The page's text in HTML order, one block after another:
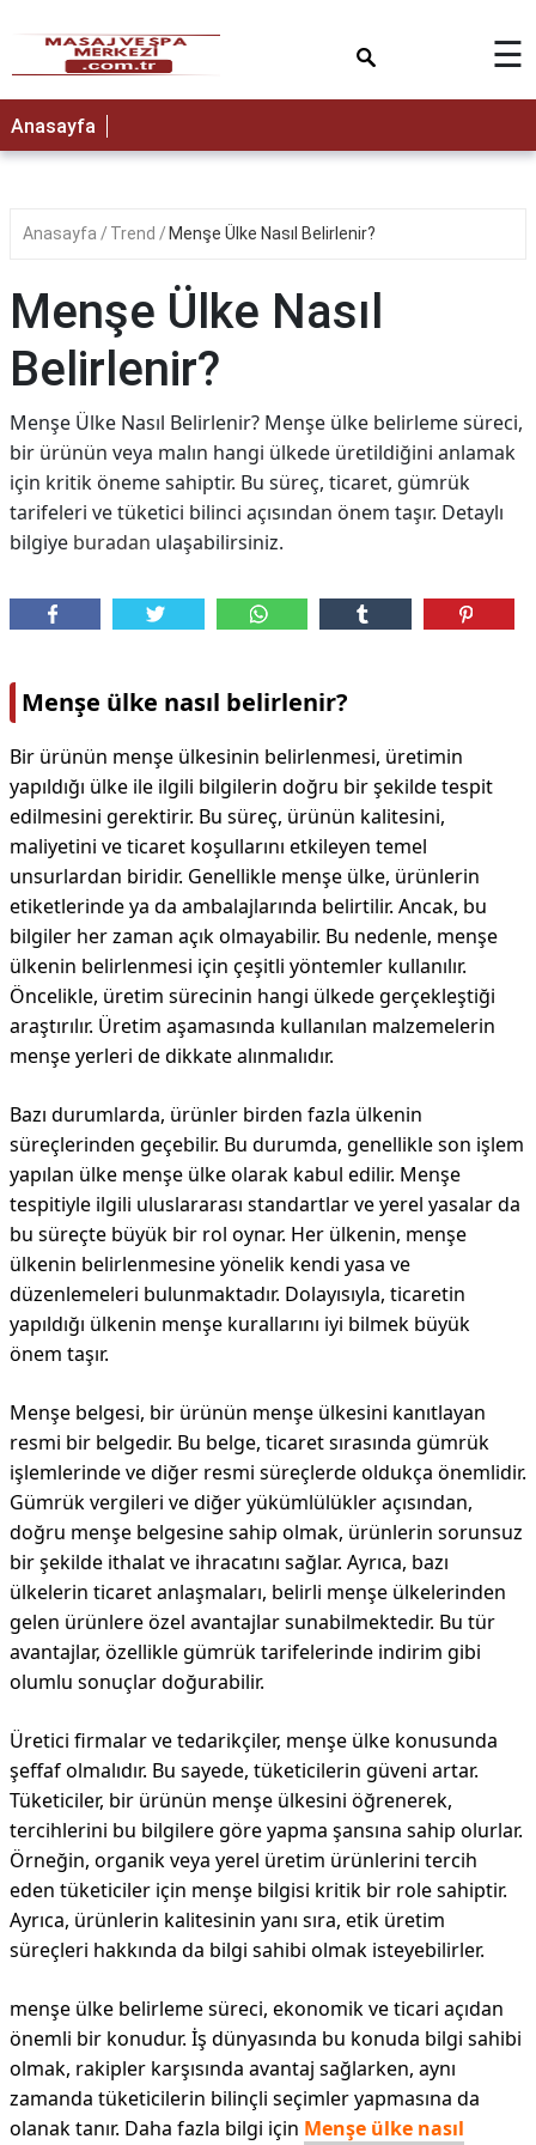
☰
Anasayfa
Anasayfa Trend Menşe Ülke Nasıl Belirlenir?
Menşe Ülke Nasıl
Belirlenir?
Menşe Ülke Nasıl Belirlenir? Menşe ülke belirleme süreci,
bir ürünün veya malın hangi ülkede üretildiğini anlamak
için kritik öneme sahiptir. Bu süreç, ticaret, gümrük
tarifeleri ve tüketici bilinci açısından önem taşır. Detaylı
bilgiye buradan ulaşabilirsiniz.
Menşe ülke nasıl belirlenir?
Bir ürünün menşe ülkesinin belirlenmesi, üretimin
yapıldığı ülke ile ilgili bilgilerin doğru bir şekilde tespit
edilmesini gerektirir. Bu süreç, ürünün kalitesini,
maliyetini ve ticaret koşullarını etkileyen temel
unsurlardan biridir. Genellikle menşe ülke, ürünlerin
etiketlerinde ya da ambalajlarında belirtilir. Ancak, bu
bilgiler her zaman açık olmayabilir. Bu nedenle, menşe
ülkenin belirlenmesi için çeşitli yöntemler kullanılır.
Öncelikle, üretim sürecinin hangi ülkede gerçekleştiği
araştırılır. Üretim aşamasında kullanılan malzemelerin
menşe yerleri de dikkate alınmalıdır.
Bazı durumlarda, ürünler birden fazla ülkenin
süreçlerinden geçebilir. Bu durumda, genellikle son işlem
yapılan ülke menşe ülke olarak kabul edilir. Menşe
tespitiyle ilgili uluslararası standartlar ve yerel yasalar da
bu süreçte büyük bir rol oynar. Her ülkenin, menşe
ülkenin belirlenmesine yönelik kendi yasa ve
düzenlemeleri bulunmaktadır. Dolayısıyla, ticaretin
yapıldığı ülkenin menşe kurallarını iyi bilmek büyük
önem taşır.
Menşe belgesi, bir ürünün menşe ülkesini kanıtlayan
resmi bir belgedir. Bu belge, ticaret sırasında gümrük
işlemlerinde ve diğer resmi süreçlerde oldukça önemlidir.
Gümrük vergileri ve diğer yükümlülükler açısından,
doğru menşe belgesine sahip olmak, ürünlerin sorunsuz
bir şekilde ithalat ve ihracatını sağlar. Ayrıca, bazı
ülkelerin ticaret anlaşmaları, belirli menşe ülkelerinden
gelen ürünlere özel avantajlar sunabilmektedir. Bu tür
avantajlar, özellikle gümrük tarifelerinde indirim gibi
olumlu sonuçlar doğurabilir.
Üretici firmalar ve tedarikçiler, menşe ülke konusunda
şeffaf olmalıdır. Bu sayede, tüketicilerin güveni artar.
Tüketiciler, bir ürünün menşe ülkesini öğrenerek,
tercihlerini bu bilgilere göre yapma şansına sahip olurlar.
Örneğin, organik veya yerel üretim ürünlerini tercih
eden tüketiciler için menşe bilgisi kritik bir role sahiptir.
Ayrıca, ürünlerin kalitesinin yanı sıra, etik üretim
süreçleri hakkında da bilgi sahibi olmak isteyebilirler.
menşe ülke belirleme süreci, ekonomik ve ticari açıdan
önemli bir konudur. İş dünyasında bu konuda bilgi sahibi
olmak, rakipler karşısında avantaj sağlarken, aynı
zamanda tüketicilerin bilinçli seçimler yapmasına da
olanak tanır. Daha fazla bilgi için Menşe ülke nasıl